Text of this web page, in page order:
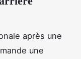
après une
une